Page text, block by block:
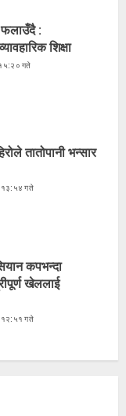
फलाउँदै :
शिक्षा
गते
तातोपानी भन्सार
१३:५४ गते
कपभन्दा
खेललाई
१२:५१ गते
आफूसँग प्रतिस्पर्धा गरेँ